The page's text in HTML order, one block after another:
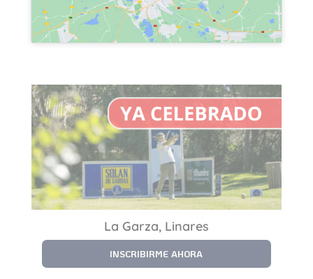
La Garza, Linares
INSCRIBIRME AHORA